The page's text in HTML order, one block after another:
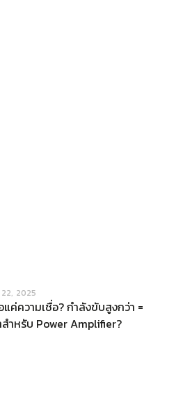
2025
แค่ความเชื่อ? กำลังขับสูงกว่า =
ำหรับ Power Amplifier?